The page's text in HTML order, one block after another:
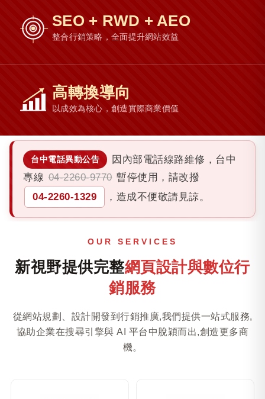
SEO + RWD + AEO
整合行銷策略，全面提升網站效益
高轉換導向
以成效為核心，創造實際商業價值
台中電話異動公告
因內部電話線路維修，台中
專線 04-2260-9770 暫停使用，請改撥
04-2260-1329
，造成不便敬請見諒。
OUR SERVICES
新視野提供完整網頁設計與數位行
銷服務
從網站規劃、設計開發到行銷推廣,我們提供一站式服務,
協助企業在搜尋引擎與 AI 平台中脫穎而出,創造更多商
機。